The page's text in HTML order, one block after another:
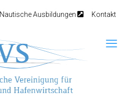
Nautische Ausbildungen Kontakt